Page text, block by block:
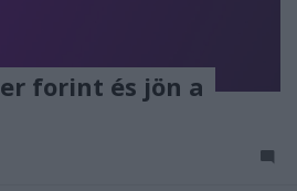
forint és jön a